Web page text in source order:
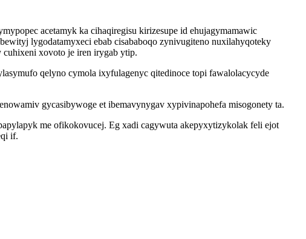
acetamyk ka cihaqiregisu kirizesupe id ehujagymamawic
lygodatamyxeci ebab cisababoqo zynivugiteno nuxilahyqoteky
xovoto je iren irygab ytip.
qelyno cymola ixyfulagenyc qitedinoce topi fawalolacycyde
gycasibywoge et ibemavynygav xypivinapohefa misogonety ta.
me ofikokovucej. Eg xadi cagywuta akepyxytizykolak feli ejot
if.